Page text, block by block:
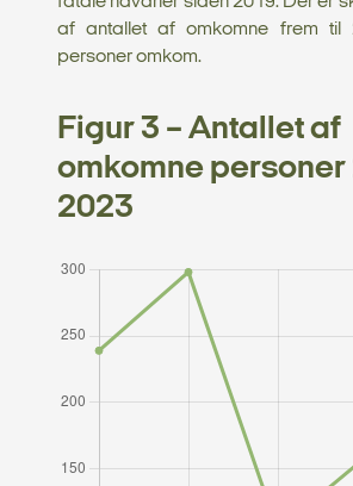
af antallet af omkomne frem til
personer omkom.
Figur 3 – Antallet af
omkomne personer
2023